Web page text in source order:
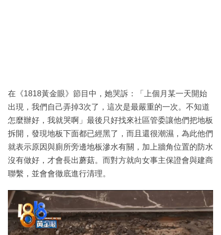
在《1818黃金眼》節目中，她哭訴：「上個月某一天開始
出現，我們自己弄掉3次了，這次是最嚴重的一次。不知道
怎麼辦好，我就哭啊」 最後只好找來社區管委讓他們把地板
拆開，發現地板下面都已經黑了，而且還很潮濕，為此他們
就表示原因與廁所旁邊地板滲水有關，加上牆角位置的防水
沒有做好，才會長出蘑菇。而對方就向女事主保證會與建商
聯繫，並會會徹底進行清理。